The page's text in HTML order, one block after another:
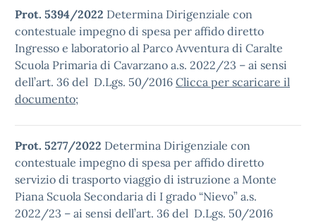
Prot. 5394/2022 Determina Dirigenziale con
contestuale impegno di spesa per affido diretto
Ingresso e laboratorio al Parco Avventura di Caralte
Scuola Primaria di Cavarzano a.s. 2022/23 – ai sensi
dell’art. 36 del D.Lgs. 50/2016 Clicca per scaricare il
documento;
Prot. 5277/2022 Determina Dirigenziale con
contestuale impegno di spesa per affido diretto
servizio di trasporto viaggio di istruzione a Monte
Piana Scuola Secondaria di I grado “Nievo” a.s.
2022/23 – ai sensi dell’art. 36 del D.Lgs. 50/2016